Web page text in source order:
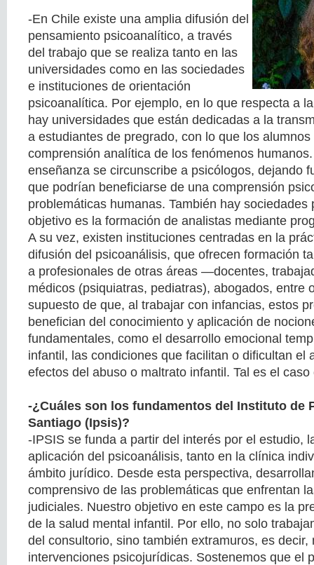
-En Chile existe una amplia difusión del
pensamiento psicoanalítico, a través
del trabajo que se realiza tanto en las
universidades como en las sociedades
e instituciones de orientación
psicoanalítica. Por ejemplo, en lo que respecta a
hay universidades que están dedicadas a la
a estudiantes de pregrado, con lo que los
comprensión analítica de los fenómenos
enseñanza se circunscribe a psicólogos, dejando
que podrían beneficiarse de una comprensión
problemáticas humanas. También hay sociedades
objetivo es la formación de analistas mediante
A su vez, existen instituciones centradas en la
difusión del psicoanálisis, que ofrecen formación
a profesionales de otras áreas —docentes,
médicos (psiquiatras, pediatras), abogados,
supuesto de que, al trabajar con infancias, estos
benefician del conocimiento y aplicación de
fundamentales, como el desarrollo emocional
infantil, las condiciones que facilitan o dificultan el
efectos del abuso o maltrato infantil. Tal es el caso
-¿Cuáles son los fundamentos del Instituto de
Santiago (Ipsis)?
-IPSIS se funda a partir del interés por el estudio,
aplicación del psicoanálisis, tanto en la clínica
ámbito jurídico. Desde esta perspectiva,
comprensivo de las problemáticas que enfrentan
judiciales. Nuestro objetivo en este campo es la
de la salud mental infantil. Por ello, no solo
del consultorio, sino también extramuros, es decir,
intervenciones psicojurídicas. Sostenemos que el